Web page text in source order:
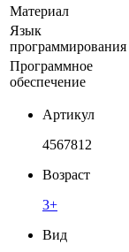
Материал
Язык
программирования
Программное
обеспечение
Артикул
4567812
Возраст
3+
Вид